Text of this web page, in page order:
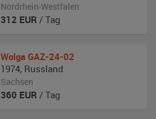
Nordrhein-Westfalen
312 EUR / Tag
Wolga GAZ-24-02
1974, Russland
Sachsen
360 EUR / Tag